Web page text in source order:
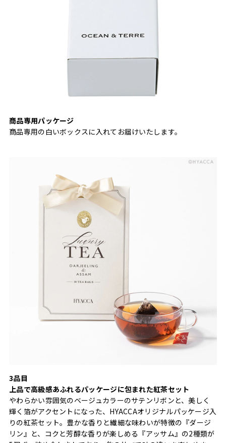
商品専用パッケージ
商品専用の白いボックスに入れてお届けいたします。
3品目
上品で高級感あふれるパッケージに包まれた紅茶セット
やわらかい雰囲気のベージュカラーのサテンリボンと、美しく
輝く箔がアクセントになった、HYACCAオリジナルパッケージ入
りの紅茶セット。豊かな香りと繊細な味わいが特徴の『ダージ
リン』と、コクと芳醇な香りが楽しめる『アッサム』の2種類が